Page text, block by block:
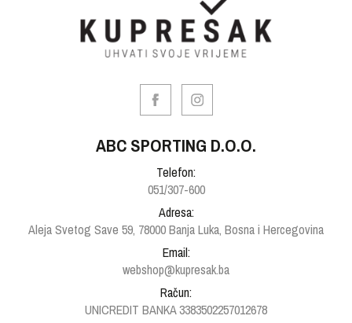
ABC SPORTING D.O.O.
Telefon:
051/307-600
Adresa:
Aleja Svetog Save 59, 78000 Banja Luka, Bosna i Hercegovina
Email:
webshop@kupresak.ba
Račun:
UNICREDIT BANKA 3383502257012678